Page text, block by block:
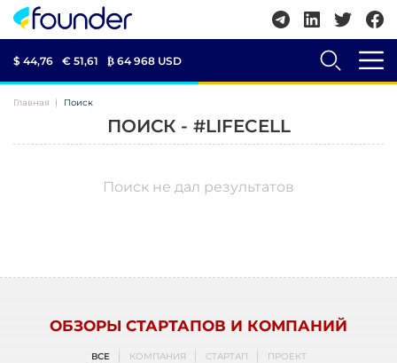
$ 44,76 € 51,61 ₿ 64 968 USD
Главная Поиск
ПОИСК - #LIFECELL
Поиск не дал результатов
ОБЗОРЫ СТАРТАПОВ И КОМПАНИЙ
ВСЕ КОМПАНИЯ СТАРТАП ПРОЕКТ